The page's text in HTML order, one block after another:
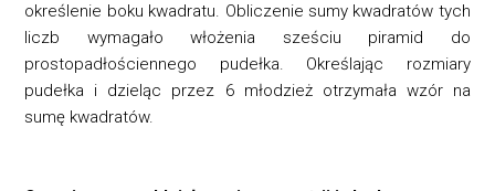
określenie boku kwadratu. Obliczenie sumy kwadratów tych
liczb wymagało włożenia sześciu piramid do
prostopadłościennego pudełka. Określając rozmiary
pudełka i dzieląc przez 6 młodzież otrzymała wzór na
sumę kwadratów.